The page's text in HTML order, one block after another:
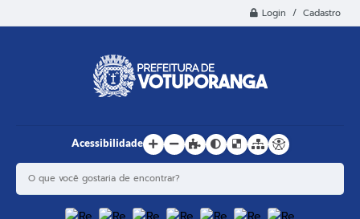
Login / Cadastro
Acessibilidade